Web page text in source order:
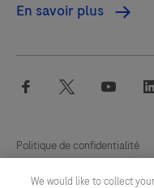
En savoir plus
facebook twitter
Politique de confidentialité
Préférences en matière de
We would like to collect